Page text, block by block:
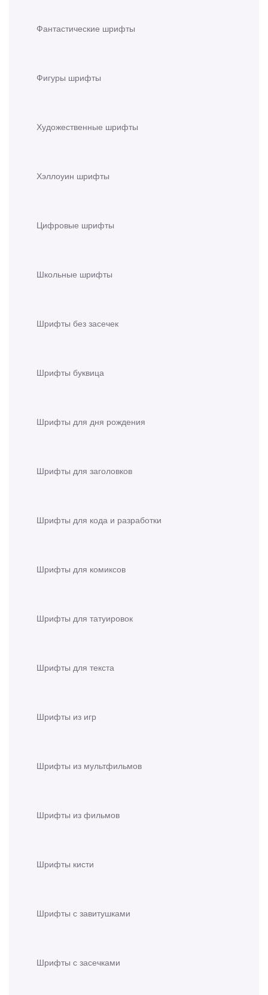
Фантастические шрифты
Фигуры шрифты
Художественные шрифты
Хэллоуин шрифты
Цифровые шрифты
Школьные шрифты
Шрифты без засечек
Шрифты буквица
Шрифты для дня рождения
Шрифты для заголовков
Шрифты для кода и разработки
Шрифты для комиксов
Шрифты для татуировок
Шрифты для текста
Шрифты из игр
Шрифты из мультфильмов
Шрифты из фильмов
Шрифты кисти
Шрифты с завитушками
Шрифты с засечками